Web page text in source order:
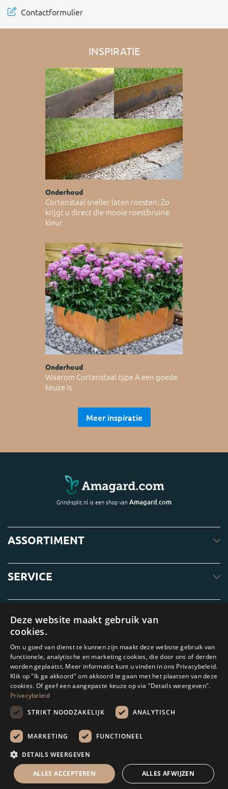
Contactformulier
INSPIRATIE
Onderhoud
Cortenstaal sneller laten roesten: Zo
krijgt u direct die mooie roestbruine
kleur
Onderhoud
Waarom Cortenstaal type A een goede
keuze is
Meer inspiratie
Grind-split.nl is een shop vanAmagard.com
ASSORTIMENT
SERVICE
website mag zonder schriftelijke toestemming van Kranendonk B.V. worden
Deze website maakt gebruik van
cookies.
Om u goed van dienst te kunnen zijn maakt deze website gebruik van
functionele, analytische en marketing cookies, die door ons of derden
worden geplaatst. Meer informatie kunt u vinden in ons Privacybeleid.
Klik op "Ik ga akkoord" om akkoord te gaan met het plaatsen van deze
cookies. Of geef een aangepaste keuze op via "Details weergeven".
Privacybeleid
STRIKT NOODZAKELIJK
ANALYTISCH
MARKETING FUNCTIONEEL
DETAILS WEERGEVEN
ALLES ACCEPTEREN ALLES AFWIJZEN